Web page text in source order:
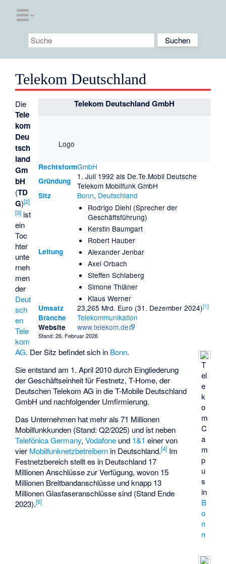
Telekom Deutschland
Telekom Deutschland GmbH
Logo
RechtsformGmbH
Gründung
1. Juli 1992 als De.Te.Mobil Deutsche
Telekom Mobilfunk GmbH
Sitz Bonn, Deutschland
Leitung
Rodrigo Diehl (Sprecher der
Geschäftsführung)
Kerstin Baumgart
Robert Hauber
Alexander Jenbar
Axel Orbach
Steffen Schlaberg
Simone Thiäner
Klaus Werner
Umsatz 23,265 Mrd. Euro (31. Dezember 2024)[1]
Branche Telekommunikation
Website www.telekom.de
Stand: 26. Februar 2026
T
el
e
k
o
m
C
a
m
p
u
s
in
B
o
n
n
Die
Tele
kom
Deu
tsch
land
Gm
bH
(TD
G)[2]
[3] ist
ein
Toc
hter
unte
rneh
men
der
Deut
sch
en
Tele
kom
AG. Der Sitz befindet sich in Bonn.
Sie entstand am 1. April 2010 durch Eingliederung
der Geschäftseinheit für Festnetz, T-Home, der
Deutschen Telekom AG in die T-Mobile Deutschland
GmbH und nachfolgender Umfirmierung.
Das Unternehmen hat mehr als 71 Millionen
Mobilfunkkunden (Stand: Q2/2025) und ist neben
Telefónica Germany,Vodafone und 1&1 einer von
vier Mobilfunknetzbetreibern in Deutschland.[4] Im
Festnetzbereich stellt es in Deutschland 17
Millionen Anschlüsse zur Verfügung, wovon 15
Millionen Breitbandanschlüsse und knapp 13
Millionen Glasfaseranschlüsse sind (Stand Ende
2023).[5]